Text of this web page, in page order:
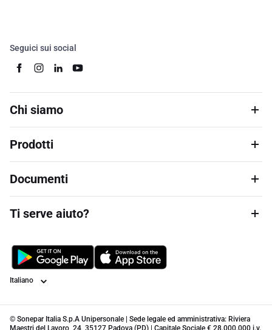
Seguici sui social
Chi siamo
Prodotti
Documenti
Ti serve aiuto?
Lingua
© Sonepar Italia S.p.A Unipersonale | Sede legale ed amministrativa: Riviera
Maestri del Lavoro, 24, 35127 Padova (PD) | Capitale Sociale € 28.000.000 i.v.